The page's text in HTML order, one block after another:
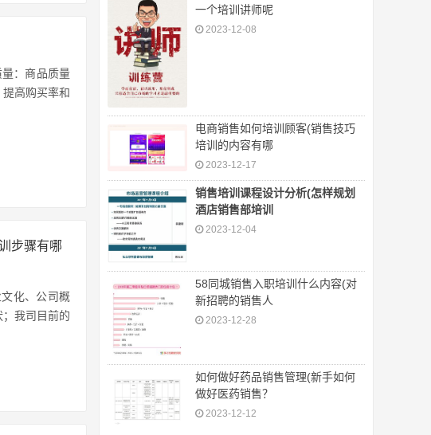
：商品质量
高购买率和
步骤有哪
化、公司概
我司目前的
一个培训讲师呢
2023-12-08
电商销售如何培训顾客(销售技巧
培训的内容有哪
2023-12-17
销售培训课程设计分析(怎样规划
酒店销售部培训
2023-12-04
58同城销售入职培训什么内容(对
新招聘的销售人
2023-12-28
如何做好药品销售管理(新手如何
做好医药销售？
2023-12-12